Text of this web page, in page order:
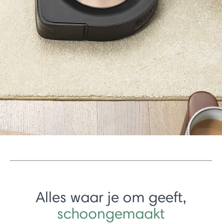
Alles waar je om geeft,
schoongemaakt